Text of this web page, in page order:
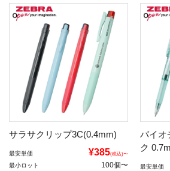
サラサクリップ3C(0.4mm)
最安単価 ¥385(税込)〜
最小ロット 100個〜
バイオ
ク
最安単価